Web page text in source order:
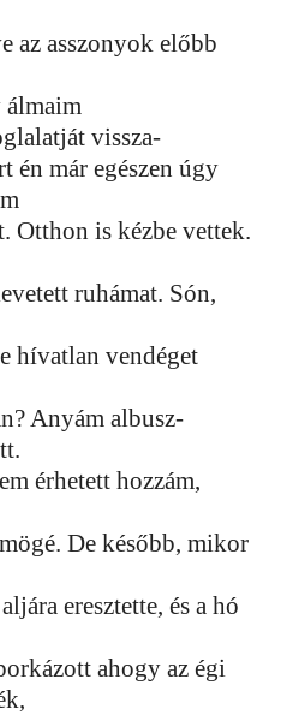
az asszonyok előbb
álmaim
vissza-
én már egészen úgy
Otthon is kézbe vettek.
ruhámat. Són,
hívatlan vendéget
Anyám albusz-
érhetett hozzám,
De később, mikor
eresztette, és a hó
ahogy az égi